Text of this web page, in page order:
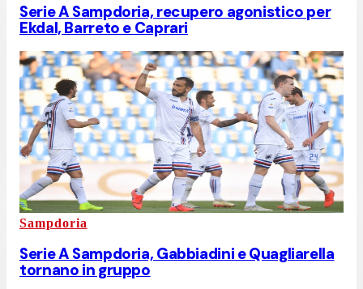
Serie A Sampdoria, recupero agonistico per
Ekdal, Barreto e Caprari
Sampdoria
Serie A Sampdoria, Gabbiadini e Quagliarella
tornano in gruppo